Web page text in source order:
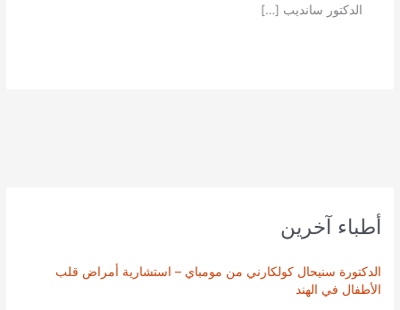
أطباء آخرين
الدكتورة سنيحال كولكارني من مومباي – استشارية أمراض قلب
الأطفال في الهند
الدكتور سانديب […]